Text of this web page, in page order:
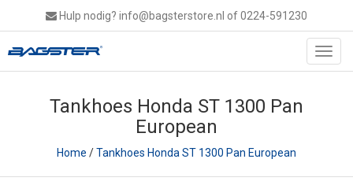
Hulp nodig? info@bagsterstore.nl of 0224-591230
Tankhoes Honda ST 1300 Pan
European
Home /Tankhoes Honda ST 1300 Pan European